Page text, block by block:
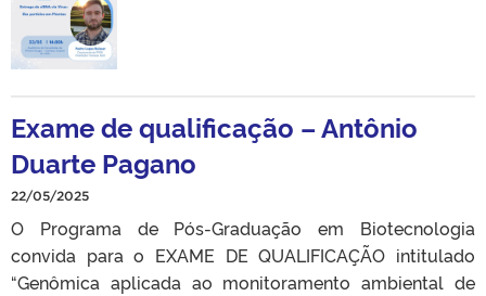
Exame de qualificação – Antônio
Duarte Pagano
22/05/2025
O Programa de Pós-Graduação em Biotecnologia
convida para o EXAME DE QUALIFICAÇÃO intitulado
“Genômica aplicada ao monitoramento ambiental de